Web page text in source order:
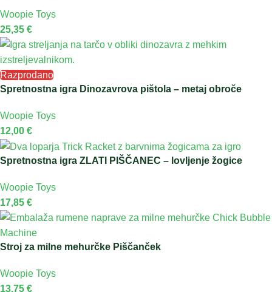
Woopie Toys
25,35 €
Razprodano
Spretnostna igra Dinozavrova pištola – metaj obroče
Woopie Toys
12,00 €
Spretnostna igra ZLATI PIŠČANEC – lovljenje žogice
Woopie Toys
17,85 €
Stroj za milne mehurčke Piščanček
Woopie Toys
13,75 €